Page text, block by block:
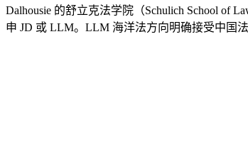
Dalhousie 的舒立克法学院（Schulich School
申 JD 或 LLM。LLM 海洋法方向明确接受中国